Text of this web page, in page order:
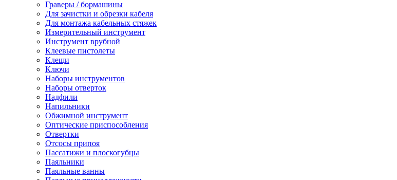
Граверы / бормашины
Для зачистки и обрезки кабеля
Для монтажа кабельных стяжек
Измерительный инструмент
Инструмент врубной
Клеевые пистолеты
Клещи
Ключи
Наборы инструментов
Наборы отверток
Надфили
Напильники
Обжимной инструмент
Оптические приспособления
Отвертки
Отсосы припоя
Пассатижи и плоскогубцы
Паяльники
Паяльные ванны